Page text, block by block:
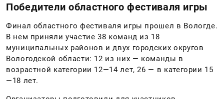
Победители областного фестиваля игры
Финал областного фестиваля игры прошел в Вологде.
В нем приняли участие 38 команд из 18
муниципальных районов и двух городских округов
Вологодской области: 12 из них — команды в
возрастной категории 12—14 лет, 26 — в категории 15
—18 лет.